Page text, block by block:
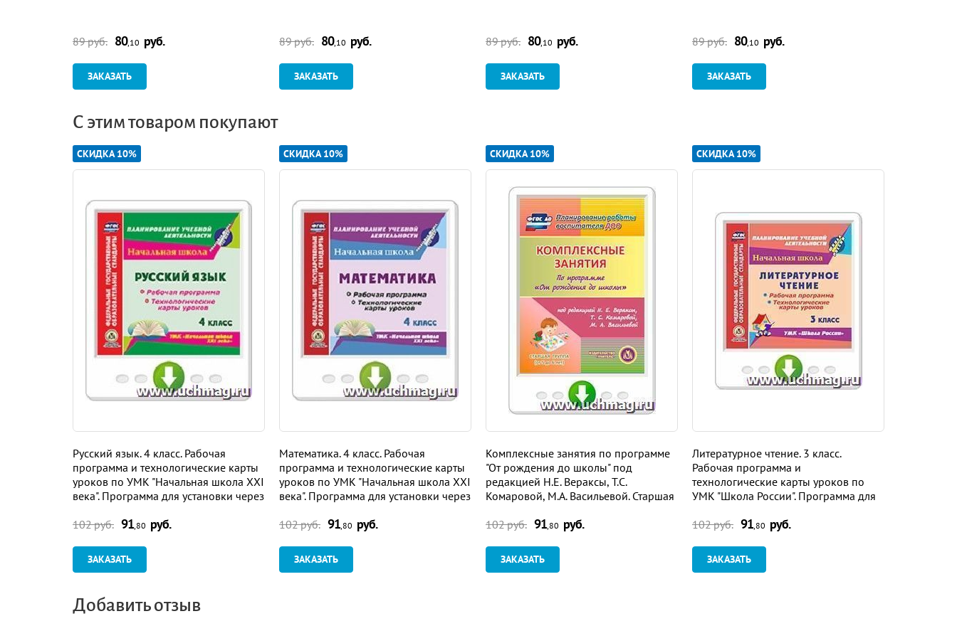
89 руб. 80,10 руб.
ЗАКАЗАТЬ
89 руб. 80,10 руб.
ЗАКАЗАТЬ
89 руб. 80,10 руб.
ЗАКАЗАТЬ
89 руб. 80,10 руб.
ЗАКАЗАТЬ
С этим товаром покупают
СКИДКА 10%
Русский язык. 4 класс. Рабочая
программа и технологические карты
уроков по УМК "Начальная школа XXI
века". Программа для установки через
102 руб. 91,80 руб.
ЗАКАЗАТЬ
СКИДКА 10%
Математика. 4 класс. Рабочая
программа и технологические карты
уроков по УМК "Начальная школа XXI
века". Программа для установки через
102 руб. 91,80 руб.
ЗАКАЗАТЬ
СКИДКА 10%
Комплексные занятия по программе
"От рождения до школы" под
редакцией Н.Е. Вераксы, Т.С.
Комаровой, М.А. Васильевой. Старшая
через Интернет
102 руб. 91,80 руб.
ЗАКАЗАТЬ
СКИДКА 10%
Литературное чтение. 3 класс.
Рабочая программа и
технологические карты уроков по
УМК "Школа России". Программа для
102 руб. 91,80 руб.
ЗАКАЗАТЬ
Добавить отзыв